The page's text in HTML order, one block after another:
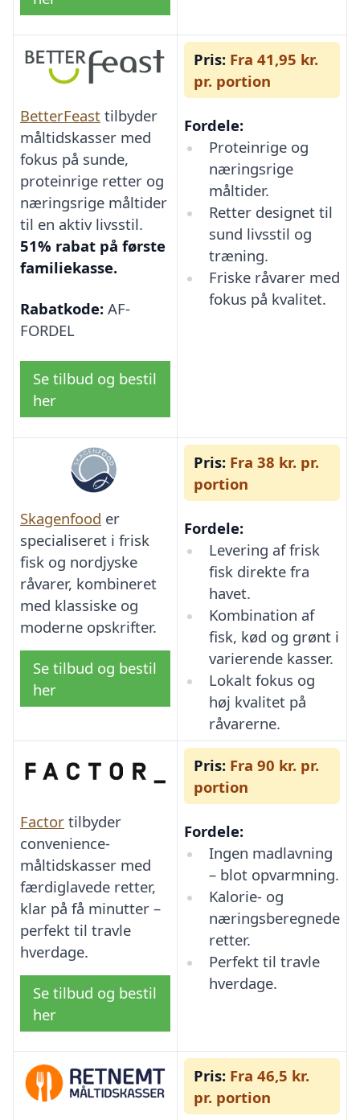
BetterFeast tilbyder
måltidskasser med
fokus på sunde,
proteinrige retter og
næringsrige måltider
til en aktiv livsstil.
51% rabat på første
familiekasse.
Rabatkode: AF-
FORDEL
Se tilbud og bestil
her
Pris: Fra 41,95 kr.
pr. portion
Fordele:
Proteinrige og
næringsrige
måltider.
Retter designet til
sund livsstil og
træning.
Friske råvarer med
fokus på kvalitet.
Skagenfood er
specialiseret i frisk
fisk og nordjyske
råvarer, kombineret
med klassiske og
moderne opskrifter.
Se tilbud og bestil
her
Pris: Fra 38 kr. pr.
portion
Fordele:
Levering af frisk
fisk direkte fra
havet.
Kombination af
fisk, kød og grønt i
varierende kasser.
Lokalt fokus og
høj kvalitet på
råvarerne.
Factor tilbyder
convenience-
måltidskasser med
færdiglavede retter,
klar på få minutter –
perfekt til travle
hverdage.
Se tilbud og bestil
her
Pris: Fra 90 kr. pr.
portion
Fordele:
Ingen madlavning
– blot opvarmning.
Kalorie- og
næringsberegnede
retter.
Perfekt til travle
hverdage.
Pris: Fra 46,5 kr.
pr. portion